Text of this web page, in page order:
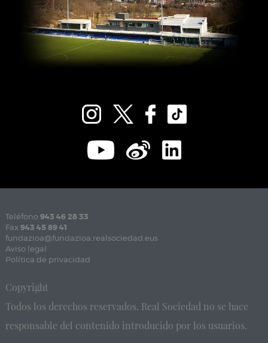
Teléfono 943 46 28 33
Fax 943 45 89 41
fundazioa@fundazioa.realsociedad.eus
Aviso legal
Política de privacidad
Copyright
Todos los derechos reservados. Real Sociedad no se hace
responsable del contenido introducido por los usuarios.